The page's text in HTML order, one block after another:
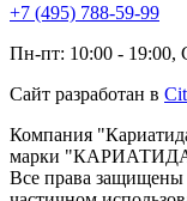
+7 (495) 788-59-99
Пн-пт: 10:00 - 19:00,
Сайт разработан в
Компания
марки
Все права